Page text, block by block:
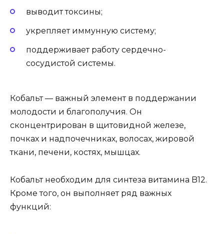
выводит токсины;
укрепляет иммунную систему;
поддерживает работу сердечно-
сосудистой системы.
Кобальт — важный элемент в поддержании
молодости и благополучия. Он
сконцентрирован в щитовидной железе,
почках и надпочечниках, волосах, жировой
ткани, печени, костях, мышцах.
Кобальт необходим для синтеза витамина B12.
Кроме того, он выполняет ряд важных
функций: